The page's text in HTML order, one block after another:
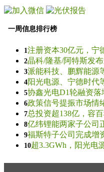
一周信息排行榜
1注册资本30亿元，宁
2晶科/隆基/阿特斯发
3派能科技、鹏辉能源
4阳光电源、宁德时代
5协鑫光电D1轮融资
6政策信号提振市场情
7总投资超138亿，容
8亿纬锂能两家子公司
9福斯特子公司完成增
10超3.3GWh，阳光电